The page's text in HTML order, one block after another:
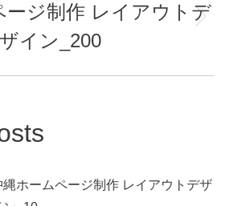
Next
post:
ージ制作 レイアウトデ
ザイン_200
縄ホームページ制作 レイアウトデザ